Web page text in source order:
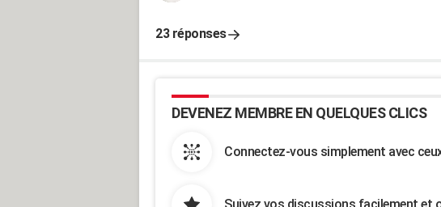
23 réponses
DEVENEZ MEMBRE EN QUELQUES CLICS
Connectez-vous simplement avec